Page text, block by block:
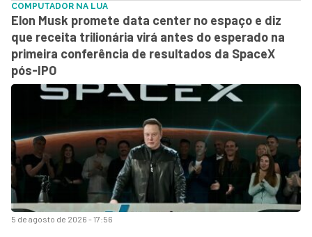
5 de agosto de 2026 - 17:56
COMPUTADOR NA LUA
Elon Musk promete data center no espaço e diz
que receita trilionária virá antes do esperado na
primeira conferência de resultados da SpaceX
pós-IPO